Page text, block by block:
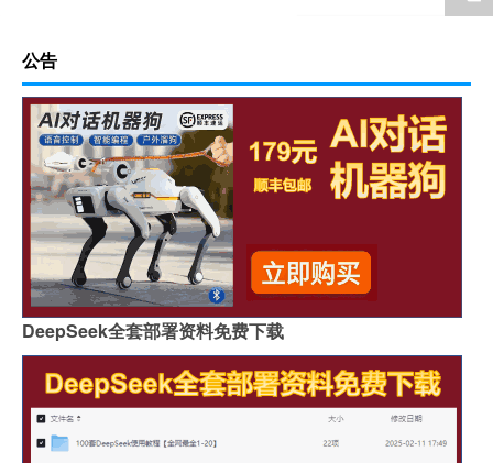
公告
DeepSeek全套部署资料免费下载